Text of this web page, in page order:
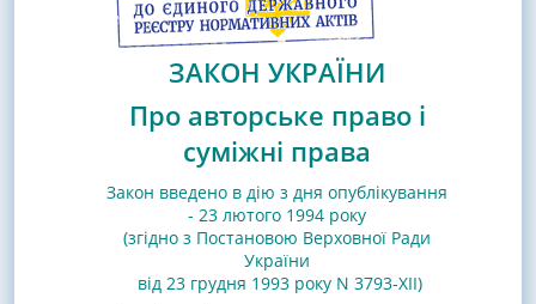
ЗАКОН УКРАЇНИ
Про авторське право і
суміжні права
Закон введено в дію з дня опублікування
- 23 лютого 1994 року
(згідно з Постановою Верховної Ради
України
від 23 грудня 1993 року N 3793-XII)